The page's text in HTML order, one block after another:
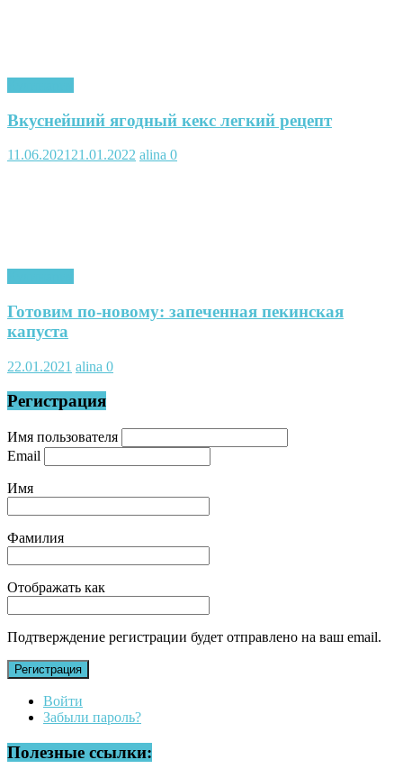
Вкуснейший ягодный кекс легкий рецепт
11.06.2021 21.01.2022 alina 0
Готовим по-новому: запеченная пекинская
капуста
22.01.2021 alina 0
Регистрация
Имя пользователя
Email
Имя
Фамилия
Отображать как
Подтверждение регистрации будет отправлено на ваш email.
Регистрация
Войти
Забыли пароль?
Полезные ссылки: